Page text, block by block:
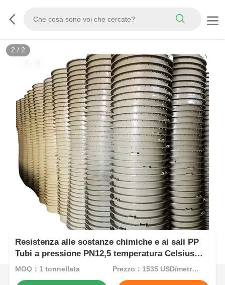
2 / 2
Resistenza alle sostanze chimiche e ai sali PP
Tubi a pressione PN12,5 temperatura Celsius
progettati per tubature industriali
MOQ：1 tonnellata Prezzo：1535 USD/metric ton (current price)